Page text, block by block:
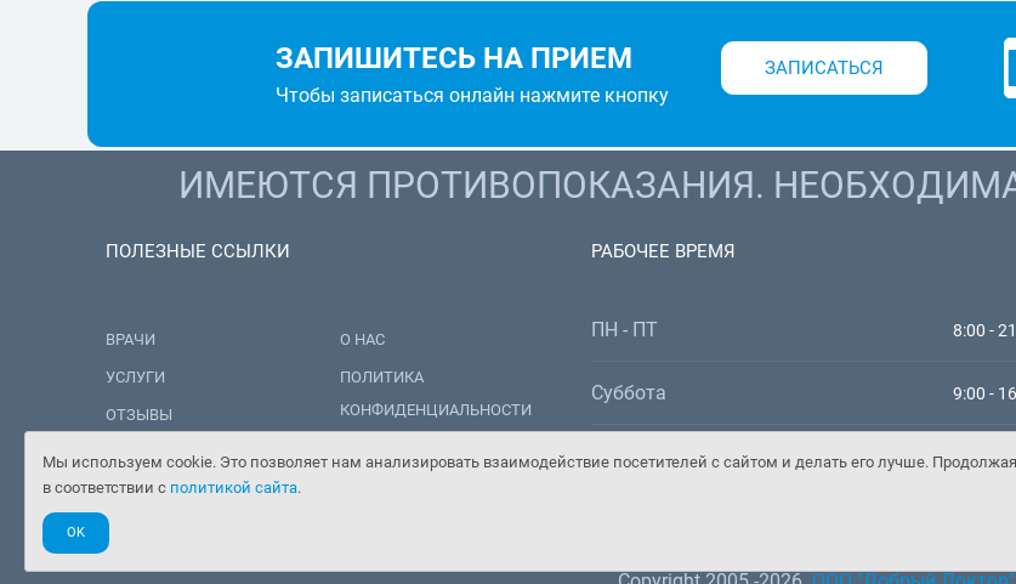
ЗАПИШИТЕСЬ НА ПРИЕМ
Чтобы записаться онлайн нажмите кнопку
ЗАПИСАТЬСЯ
Мы используем cookie. Это позволяет нам анализировать взаимодействие посетителей с сайтом и делать его лучше.
в соответствии с политикой сайта.
OK
ИМЕЮТСЯ ПРОТИВОПОКАЗАНИЯ.
ПОЛЕЗНЫЕ ССЫЛКИ
ВРАЧИ
УСЛУГИ
ОТЗЫВЫ
ЦЕНЫ
О НАС
ПОЛИТИКА
КОНФИДЕНЦИАЛЬНОСТИ
РАБОЧЕЕ ВРЕМЯ
ПН - ПТ 8:00 -
Суббота 9:00 -
Воскресенье 9:00 -